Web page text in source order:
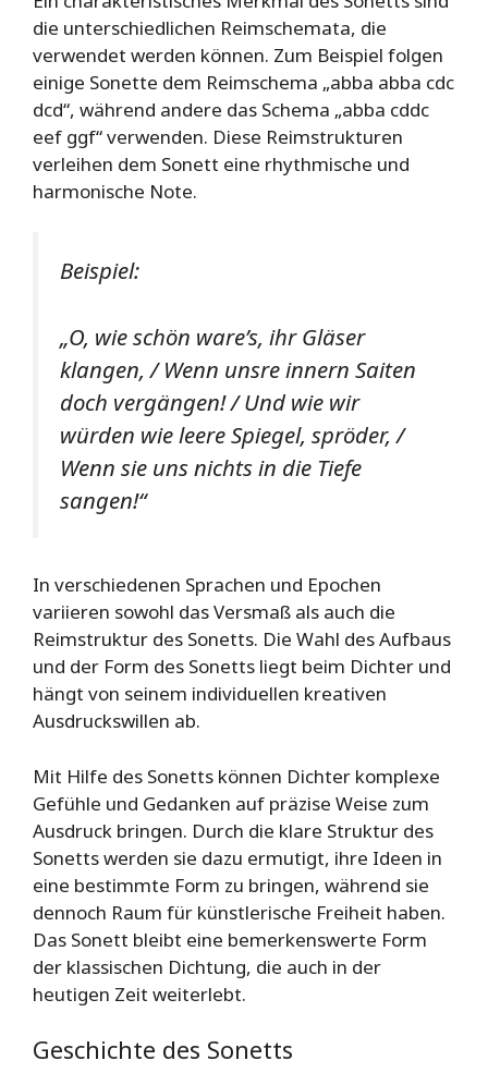
die unterschiedlichen Reimschemata, die
verwendet werden können. Zum Beispiel folgen
einige Sonette dem Reimschema „abba abba cdc
dcd“, während andere das Schema „abba cddc
eef ggf“ verwenden. Diese Reimstrukturen
verleihen dem Sonett eine rhythmische und
harmonische Note.
Beispiel:
„O, wie schön ware’s, ihr Gläser
klangen, / Wenn unsre innern Saiten
doch vergängen! / Und wie wir
würden wie leere Spiegel, spröder, /
Wenn sie uns nichts in die Tiefe
sangen!“
In verschiedenen Sprachen und Epochen
variieren sowohl das Versmaß als auch die
Reimstruktur des Sonetts. Die Wahl des Aufbaus
und der Form des Sonetts liegt beim Dichter und
hängt von seinem individuellen kreativen
Ausdruckswillen ab.
Mit Hilfe des Sonetts können Dichter komplexe
Gefühle und Gedanken auf präzise Weise zum
Ausdruck bringen. Durch die klare Struktur des
Sonetts werden sie dazu ermutigt, ihre Ideen in
eine bestimmte Form zu bringen, während sie
dennoch Raum für künstlerische Freiheit haben.
Das Sonett bleibt eine bemerkenswerte Form
der klassischen Dichtung, die auch in der
heutigen Zeit weiterlebt.
Geschichte des Sonetts